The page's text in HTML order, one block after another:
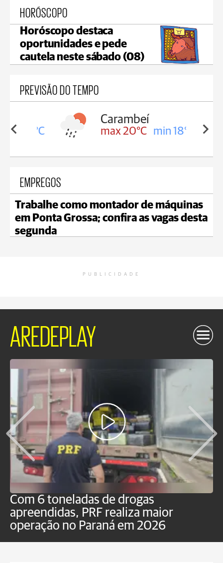
HORÓSCOPO
Horóscopo destaca
oportunidades e pede
cautela neste sábado (08)
PREVISÃO DO TEMPO
18°C
Carambeí
max 20°C min 18°C
EMPREGOS
Trabalhe como montador de máquinas
em Ponta Grossa; confira as vagas desta
segunda
PUBLICIDADE
AREDEPLAY
Com 6 toneladas de drogas
apreendidas, PRF realiza maior
operação no Paraná em 2026